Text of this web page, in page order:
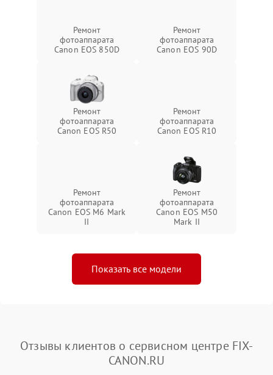
Ремонт
фотоаппарата
Canon EOS 850D
Ремонт
фотоаппарата
Canon EOS 90D
Ремонт
фотоаппарата
Canon EOS R50
Ремонт
фотоаппарата
Canon EOS R10
Ремонт
фотоаппарата
Canon EOS M6 Mark
II
Ремонт
фотоаппарата
Canon EOS M50
Mark II
Показать все модели
Отзывы клиентов о сервисном центре FIX-
CANON.RU